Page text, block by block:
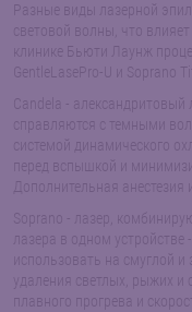
Разные виды лазерной
световой волны, что
клинике Бьюти Лаунж
GentleLasePro-U и Soprano
Candela -
справляются с темными
системой динамического
перед вспышкой и
Дополнительная анестезия
Soprano - лазер,
лазера в одном
использовать на смуглой
удаления светлых, рыжих и
плавного прогрева и